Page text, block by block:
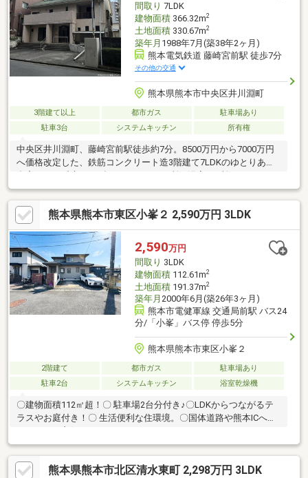
間取り 7LDK
建物面積366.32m2
土地面積330.67m2
築年月 1988年7月(築38年2ヶ月)
熊本電気鉄道 藤崎宮前駅 徒歩7分
その他の交通
熊本県熊本市中央区井川淵町
3階建て以上 都市ガス
駐車場あり
駐車3台
システムキッチン 所有権
中央区井川淵町、藤崎宮前駅徒歩約7分。8500万円から7000万円
へ価格改定した、鉄筋コンクリート造3階建て7LDKのゆとりある
邸宅です！延床366㎡超、キッチン2ヶ所・浴室2ヶ所・トイレ2ヶ
所を備え、二世帯や大家族、在宅ワークにも最適♪生活利便施設も
徒歩圏内の、都心近接の上質な住まい。
熊本県熊本市東区小峯２ 2,590万円 3LDK
2,590万円
間取り 3LDK
建物面積112.61m2
土地面積191.37m2
築年月 2000年6月(築26年3ヶ月)
熊本市電健軍線 交通局前駅 バス24
分/「小峯」バス停 停歩5分
熊本県熊本市東区小峯２
2階建て 都市ガス
駐車場あり
駐車2台
システムキッチン 浴室乾燥機
〇建物面積112㎡超！〇 駐車場2台分付き♪〇LDKからつながるテ
ラスやお庭付き！〇 生活便利な住環境。〇国体道路や熊本ICへの
熊本県熊本市北区清水東町 2,298万円 3LDK